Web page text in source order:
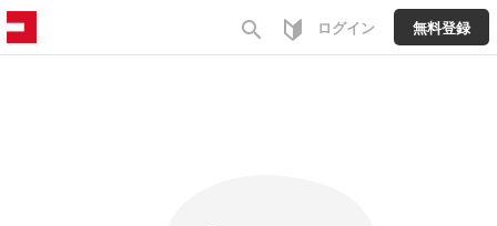
search ログイン 無料登録